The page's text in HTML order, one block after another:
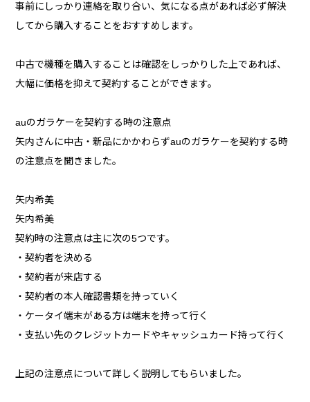
事前にしっかり連絡を取り合い、気になる点があれば必ず解決
してから購入することをおすすめします。
中古で機種を購入することは確認をしっかりした上であれば、
大幅に価格を抑えて契約することができます。
auのガラケーを契約する時の注意点
矢内さんに中古・新品にかかわらずauのガラケーを契約する時
の注意点を聞きました。
矢内希美
矢内希美
契約時の注意点は主に次の5つです。
・契約者を決める
・契約者が来店する
・契約者の本人確認書類を持っていく
・ケータイ端末がある方は端末を持って行く
・支払い先のクレジットカードやキャッシュカード持って行く
上記の注意点について詳しく説明してもらいました。